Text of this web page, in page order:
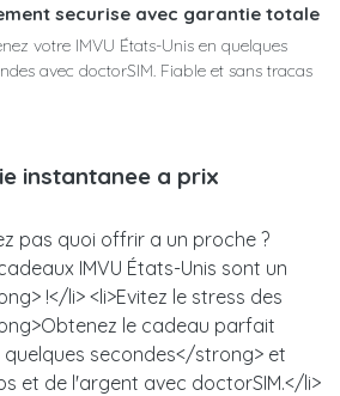
securise avec garantie totale
votre IMVU États-Unis en quelques
avec doctorSIM. Fiable et sans tracas
instantanee a prix
pas quoi offrir a un proche ?
IMVU États-Unis sont un
!</li> <li>Evitez le stress des
le cadeau parfait
secondes</strong> et
et de l'argent avec doctorSIM.</li>